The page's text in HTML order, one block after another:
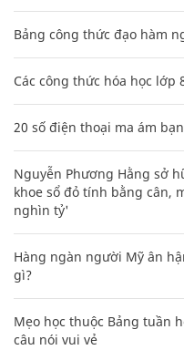
Bảng công thức đạo hàm
Các công thức hóa học lớp
20 số điện thoại ma ám
Nguyễn Phương Hằng sở
khoe sổ đỏ tính bằng cân,
nghìn tỷ'
Hàng ngàn người Mỹ ân
gì?
Mẹo học thuộc Bảng tuần
câu nói vui vẻ